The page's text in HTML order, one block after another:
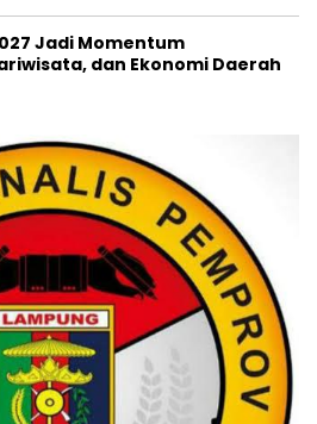
Jadi Momentum
dan Ekonomi Daerah